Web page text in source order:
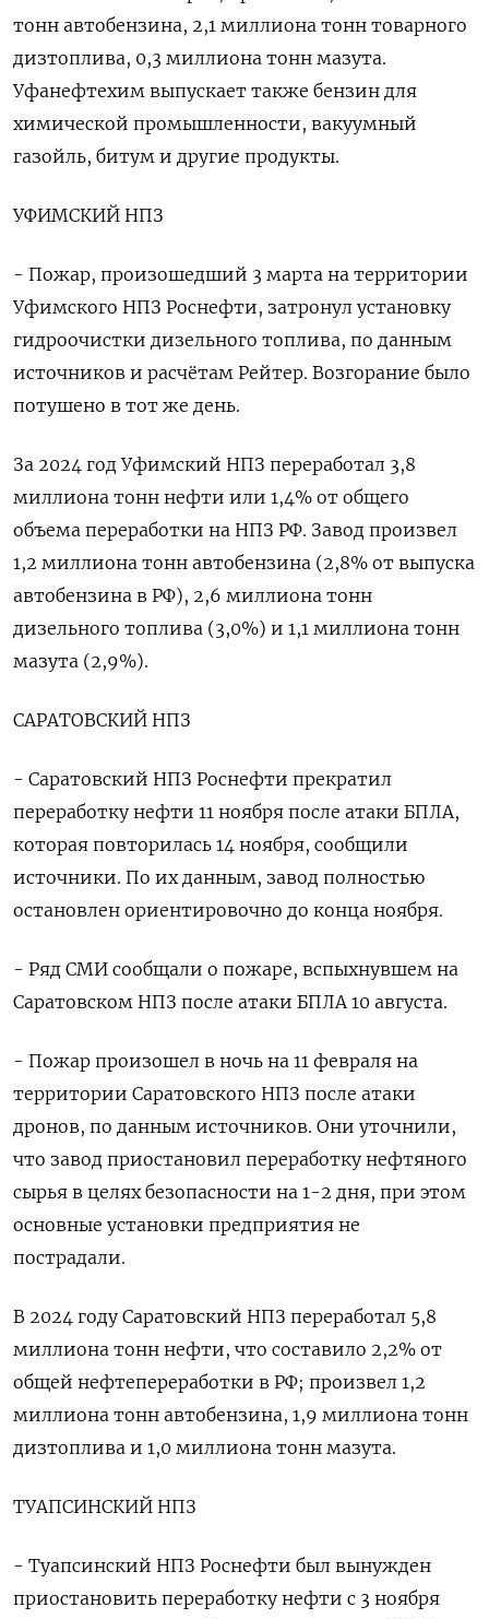
тонн автобензина, 2,1 миллиона тонн товарного
дизтоплива, 0,3 миллиона тонн мазута.
Уфанефтехим выпускает также бензин ‍для
химической промышленности, вакуумный
газойль, битум и другие продукты.
УФИМСКИЙ НПЗ
- Пожар, произошедший 3 марта на территории
Уфимского НПЗ Роснефти, затронул установку
гидроочистки дизельного топлива, по данным
источников и расчётам Рейтер. Возгорание было
потушено в тот же день.
За 2024 год Уфимский НПЗ переработал 3,8
миллиона тонн нефти или 1,4% от общего
объема переработки на НПЗ РФ. Завод произвел
1,2 миллиона тонн автобензина (2,8% от выпуска
автобензина в РФ), 2,6 миллиона тонн
дизельного топлива (3,0%) и 1,1 миллиона тонн
мазута (2,9%).
САРАТОВСКИЙ НПЗ
- Саратовский НПЗ Роснефти прекратил
переработку нефти 11 ноября после атаки БПЛА,
которая повторилась 14 ноября, сообщили
источники. По их данным, завод полностью
остановлен ориентировочно до конца ноября.
- Ряд СМИ сообщали о пожаре, вспыхнувшем на
‌Саратовском НПЗ после атаки БПЛА 10 августа.
- Пожар произошел в ночь на 11 февраля на
территории Саратовского НПЗ после атаки
дронов, по данным источников. Они уточнили,
что завод приостановил переработку нефтяного
сырья в целях безопасности на 1-2 дня, при этом
основные установки предприятия не
пострадали.
В 2024 году Саратовский НПЗ переработал 5,8
миллиона тонн нефти, что составило 2,2% от
общей нефтепереработки в РФ; произвел 1,2
миллиона тонн автобензина, 1,9 миллиона тонн
дизтоплива и 1,0 миллиона тонн мазута.
ТУАПСИНСКИЙ НПЗ
- Туапсинский НПЗ Роснефти был вынужден
приостановить переработку нефти с 3 ноября